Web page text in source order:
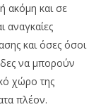
ακόμη και σε
αναγκαίες
και όσες όσοι
να μπορούν
χώρο της
πλέον.